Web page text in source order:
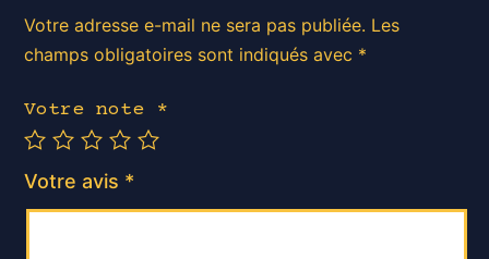
Votre adresse e-mail ne sera pas publiée. Les
champs obligatoires sont indiqués avec *
Votre note *
Votre avis *